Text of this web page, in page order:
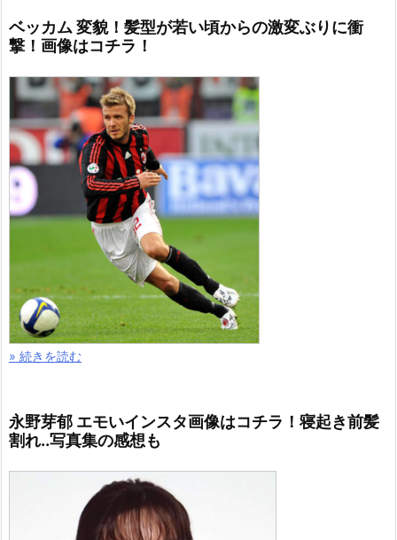
ベッカム 変貌！髪型が若い頃からの激変ぶりに衝
撃！画像はコチラ！
» 続きを読む
永野芽郁 エモいインスタ画像はコチラ！寝起き前髪
割れ..写真集の感想も